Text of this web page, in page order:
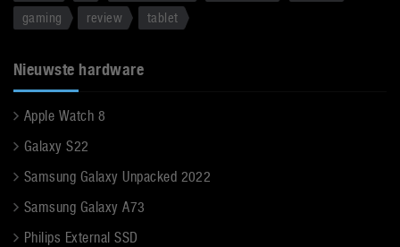
gaming
review tablet
Nieuwste hardware
Apple Watch 8
Galaxy S22
Samsung Galaxy Unpacked 2022
Samsung Galaxy A73
Philips External SSD